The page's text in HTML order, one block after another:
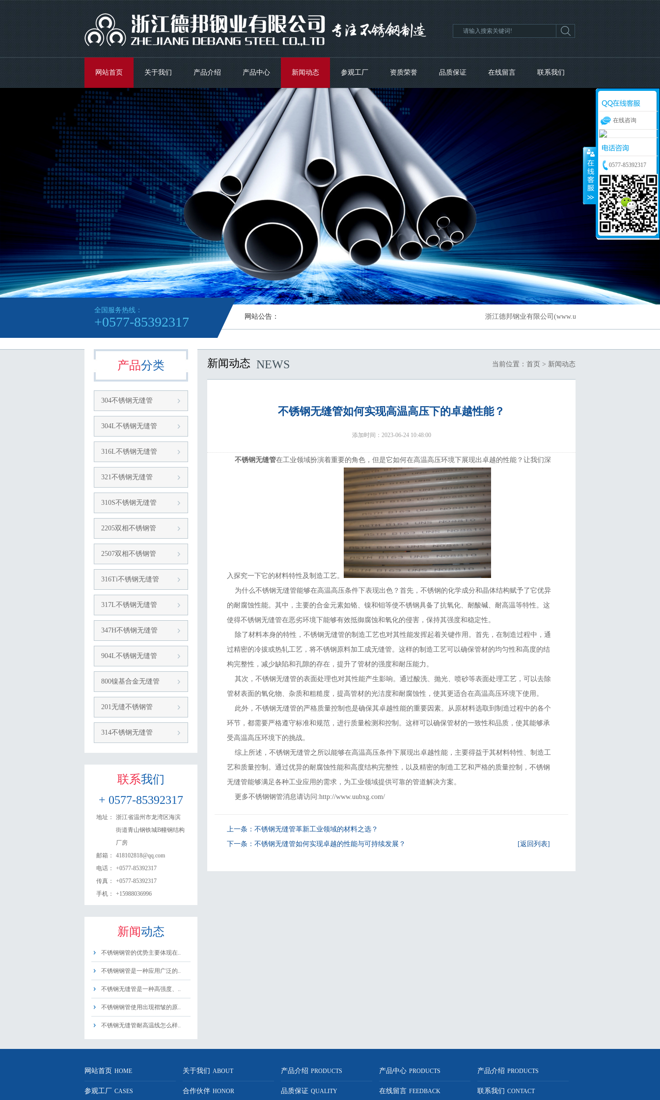
网站首页 关于我们 产品介绍 产品中心 新闻动态 参观工厂 资质荣誉 品质保证 在线留言 联系我们
全国服务热线：
+0577-85392317 网站公告： 浙江德邦钢业有限公司(www.uubxg.com)是一家生产不锈
产品分类
304不锈钢无缝管
304L不锈钢无缝管
316L不锈钢无缝管
321不锈钢无缝管
310S不锈钢无缝管
2205双相不锈钢管
2507双相不锈钢管
316Ti不锈钢无缝管
317L不锈钢无缝管
347H不锈钢无缝管
904L不锈钢无缝管
800镍基合金无缝管
201无缝不锈钢管
314不锈钢无缝管
联系我们
+ 0577-85392317
地址：
浙江省温州市龙湾区海滨
街道青山钢铁城B幢钢结构
厂房​
邮箱：
418102818@qq.com
电话：
+0577-85392317
传真：
+0577-85392317
手机：
+15988036996
新闻动态
不锈钢钢管的优势主要体现在..
不锈钢钢管是一种应用广泛的..
不锈钢无缝管是一种高强度、..
不锈钢钢管使用出现褶皱的原..
不锈钢无缝管耐高温线怎么样..
新闻动态 NEWS 当前位置： 首页 > 新闻动态
不锈钢无缝管如何实现高温高压下的卓越性能？
添加时间：2023-06-24 10:48:00
不锈钢无缝管在工业领域扮演着重要的角色，但是它如何在高温高压环境下展现出卓越的性能？让我们深
入探究一下它的材料特性及制造工艺。
为什么不锈钢无缝管能够在高温高压条件下表现出色？首先，不锈钢的化学成分和晶体结构赋予了它优异
的耐腐蚀性能。其中，主要的合金元素如铬、镍和钼等使不锈钢具备了抗氧化、耐酸碱、耐高温等特性。这
使得不锈钢无缝管在恶劣环境下能够有效抵御腐蚀和氧化的侵害，保持其强度和稳定性。
除了材料本身的特性，不锈钢无缝管的制造工艺也对其性能发挥起着关键作用。首先，在制造过程中，通
过精密的冷拔或热轧工艺，将不锈钢原料加工成无缝管。这样的制造工艺可以确保管材的均匀性和高度的结
构完整性，减少缺陷和孔隙的存在，提升了管材的强度和耐压能力。
其次，不锈钢无缝管的表面处理也对其性能产生影响。通过酸洗、抛光、喷砂等表面处理工艺，可以去除
管材表面的氧化物、杂质和粗糙度，提高管材的光洁度和耐腐蚀性，使其更适合在高温高压环境下使用。
此外，不锈钢无缝管的严格质量控制也是确保其卓越性能的重要因素。从原材料选取到制造过程中的各个
环节，都需要严格遵守标准和规范，进行质量检测和控制。这样可以确保管材的一致性和品质，使其能够承
受高温高压环境下的挑战。
综上所述，不锈钢无缝管之所以能够在高温高压条件下展现出卓越性能，主要得益于其材料特性、制造工
艺和质量控制。通过优异的耐腐蚀性能和高度结构完整性，以及精密的制造工艺和严格的质量控制，不锈钢
无缝管能够满足各种工业应用的需求，为工业领域提供可靠的管道解决方案。
更多不锈钢钢管消息请访问:http://www.uubxg.com/
上一条： 不锈钢无缝管革新工业领域的材料之选？
下一条： 不锈钢无缝管如何实现卓越的性能与可持续发展？ [返回列表]
网站首页 HOME 关于我们 ABOUT 产品介绍 PRODUCTS 产品中心 PRODUCTS 产品介绍 PRODUCTS
参观工厂 CASES 合作伙伴 HONOR 品质保证 QUALITY 在线留言 FEEDBACK 联系我们 CONTACT
在线咨询
0577-85392317